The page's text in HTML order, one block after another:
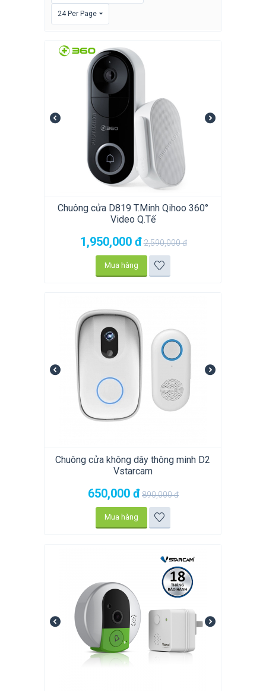
24 Per Page
Chuông cửa D819 T.Minh Qihoo 360°
Video Q.Tế
1,950,000 đ2,590,000đ
Mua hàng
Chuông cửa không dây thông minh D2
Vstarcam
650,000 đ890,000đ
Mua hàng